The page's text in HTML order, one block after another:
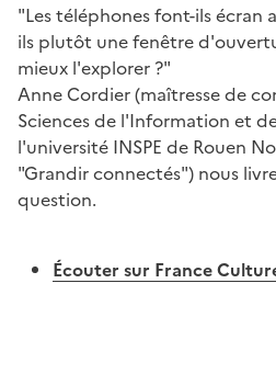
"Les téléphones font-ils écran
ils plutôt une fenêtre
mieux l'explorer ?"
Anne Cordier (maîtresse de
Sciences de l'Information et
l'université INSPE de Rouen
"Grandir connectés") nous
question.
Écouter sur France